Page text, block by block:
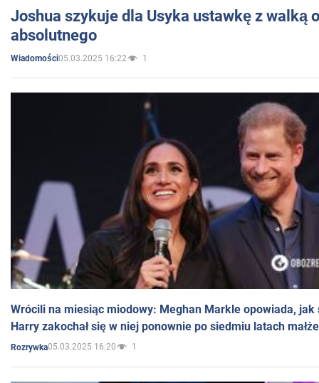
Joshua szykuje dla Usyka ustawkę z walką
absolutnego
Wiadomości05.03.2025 16:22 1
Wrócili na miesiąc miodowy: Meghan Markle opowiada, jak
Harry zakochał się w niej ponownie po siedmiu latach
Rozrywka05.03.2025 16:20 1